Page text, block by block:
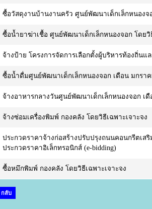
ซื้อวัสดุงานบ้านงานครัว ศูนย์พัฒนาเด็กเล็กหนองจ
ซื้อน้ำยาฆ่าเชื้อ ศูนย์พัฒนาเด็กเล็กหนองจอก โดยวิ
จ้างป้าย โครงการจัดการเลือกตั้งผู้บริหารท้องถิ่นแ
ซื้อน้ำดื่มศูนย์พัฒนาเด็กเล็กหนองจอก เดือน มกราค
จ้างอาหารกลางวันศูนย์พัฒนาเด็กเล็กหนองจอก เดื
จ้างซ่อมเครื่องพิมพ์ กองคลัง โดยวิธีเฉพาะเจาะจง
ประกวดราคาจ้างก่อสร้างปรับปรุงถนนคอนกรีตเ
ประกวดราคาอิเล็กทรอนิกส์ (e-bidding)
ซื้อหมึกพิมพ์ กองคลัง โดยวิธีเฉพาะเจาะจง
กลับ